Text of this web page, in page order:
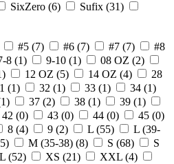
SixZero (6)
Sufix (31)
#5 (7) #6 (7) #7 (7)
#8
8 (1) 9-10 (1)
08 OZ (2)
12 OZ (5) 14 OZ (4)
28
(1) 32 (1) 33 (1)
34 (1)
37 (2) 38 (1)
39 (1)
42 (0) 43 (0) 44 (0)
45 (0)
8 (4) 9 (2) L (55)
L (39-
M (35-38) (8) S (68)
S
(52) XS (21)
XXL (4)